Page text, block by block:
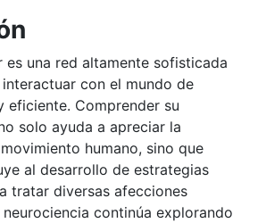
es una red altamente sofisticada
con el mundo de
eficiente. Comprender su
solo ayuda a apreciar la
humano, sino que
al desarrollo de estrategias
tratar diversas afecciones
continúa explorando